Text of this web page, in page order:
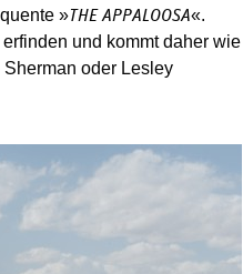
»THE APPALOOSA«.
und kommt daher wie
oder Lesley